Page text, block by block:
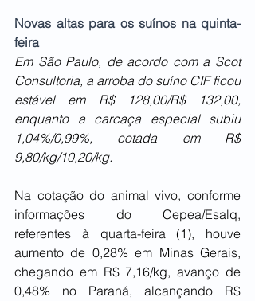
Novas altas para os suínos na quinta-
feira
Em São Paulo, de acordo com a Scot
Consultoria, a arroba do suíno CIF ficou
estável em R$ 128,00/R$ 132,00,
enquanto a carcaça especial subiu
1,04%/0,99%, cotada em R$
9,80/kg/10,20/kg.
Na cotação do animal vivo, conforme
informações do Cepea/Esalq,
referentes à quarta-feira (1), houve
aumento de 0,28% em Minas Gerais,
chegando em R$ 7,16/kg, avanço de
0,48% no Paraná, alcançando R$